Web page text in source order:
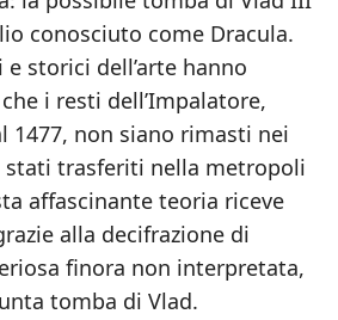
conosciuto come Dracula.
storici dell’arte hanno
i resti dell’Impalatore,
1477, non siano rimasti nei
stati trasferiti nella metropoli
affascinante teoria riceve
alla decifrazione di
finora non interpretata,
tomba di Vlad.